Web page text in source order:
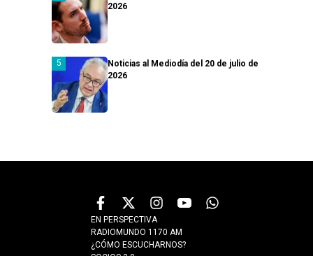
2026
Noticias al Mediodía del 20 de julio de
2026
EN PERSPECTIVA
RADIOMUNDO 1170 AM
¿CÓMO ESCUCHARNOS?